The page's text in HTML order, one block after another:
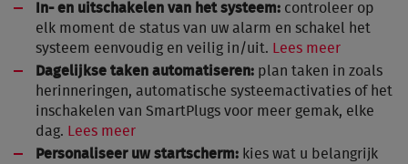
In- en uitschakelen van het systeem: controleer op
elk moment de status van uw alarm en schakel het
systeem eenvoudig en veilig in/uit.
Lees meer
Dagelijkse taken automatiseren: plan taken in zoals
herinneringen, automatische systeemactivaties of het
inschakelen van SmartPlugs voor meer gemak, elke
dag. Lees meer
Personaliseer uw startscherm: kies wat u belangrijk